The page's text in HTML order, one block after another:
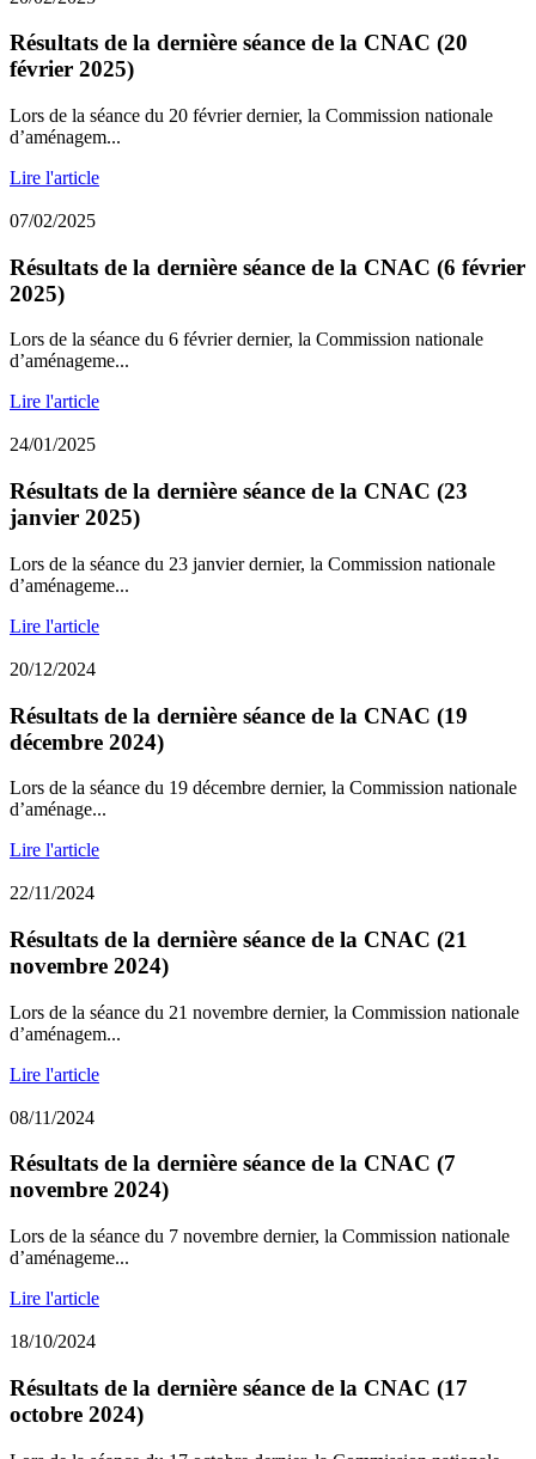
Résultats de la dernière séance de la CNAC (20
février 2025)
Lors de la séance du 20 février dernier, la Commission nationale
d’aménagem...
Lire l'article
07/02/2025
Résultats de la dernière séance de la CNAC (6 février
2025)
Lors de la séance du 6 février dernier, la Commission nationale
d’aménageme...
Lire l'article
24/01/2025
Résultats de la dernière séance de la CNAC (23
janvier 2025)
Lors de la séance du 23 janvier dernier, la Commission nationale
d’aménageme...
Lire l'article
20/12/2024
Résultats de la dernière séance de la CNAC (19
décembre 2024)
Lors de la séance du 19 décembre dernier, la Commission nationale
d’aménage...
Lire l'article
22/11/2024
Résultats de la dernière séance de la CNAC (21
novembre 2024)
Lors de la séance du 21 novembre dernier, la Commission nationale
d’aménagem...
Lire l'article
08/11/2024
Résultats de la dernière séance de la CNAC (7
novembre 2024)
Lors de la séance du 7 novembre dernier, la Commission nationale
d’aménageme...
Lire l'article
18/10/2024
Résultats de la dernière séance de la CNAC (17
octobre 2024)